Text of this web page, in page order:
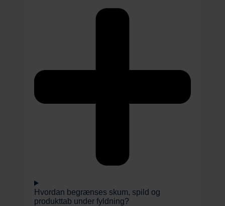
Hvordan begrænses skum, spild og
produkttab under fyldning?